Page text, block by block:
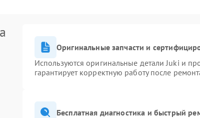
Оригинальные запчасти и
Используются оригинальные детали Juki и
гарантирует корректную работу после
Бесплатная диагностика и быстрый